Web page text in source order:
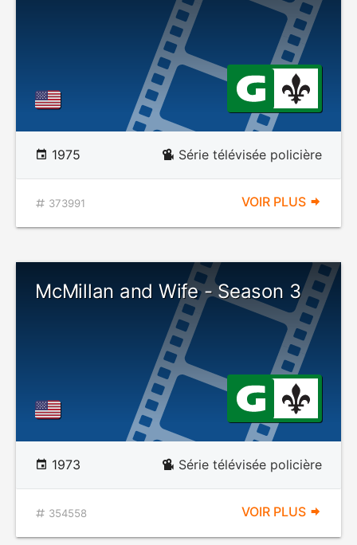
1975 Série télévisée policière
373991 VOIR PLUS
McMillan and Wife - Season 3
1973 Série télévisée policière
354558 VOIR PLUS